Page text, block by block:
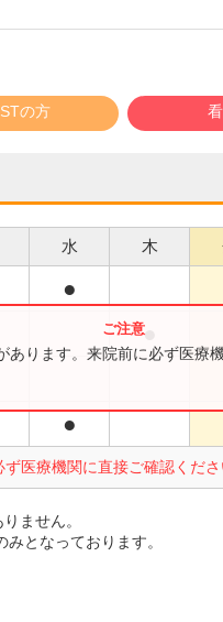
の方
水 木
●
●
●
医療機関に直接ご確認くださ
ります。来院前に必ず医療
ません。
となっております。